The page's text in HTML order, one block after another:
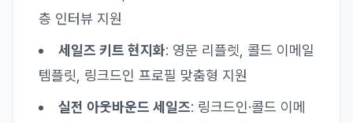
층 인터뷰 지원
세일즈 키트 현지화: 영문 리플렛, 콜드 이메일
템플릿, 링크드인 프로필 맞춤형 지원
실전 아웃바운드 세일즈: 링크드인·콜드 이메